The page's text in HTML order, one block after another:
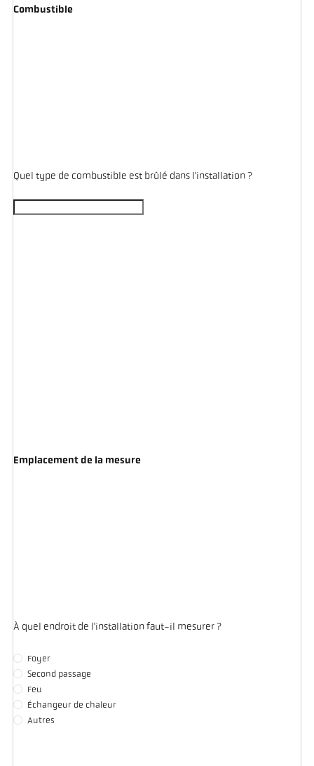
Combustible
Quel type de combustible est brûlé dans l'installation ?
Emplacement de la mesure
À quel endroit de l'installation faut-il mesurer ?
Foyer
Second passage
Feu
Échangeur de chaleur
Autres